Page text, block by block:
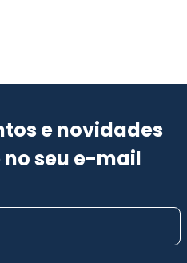
e novidades
seu e-mail